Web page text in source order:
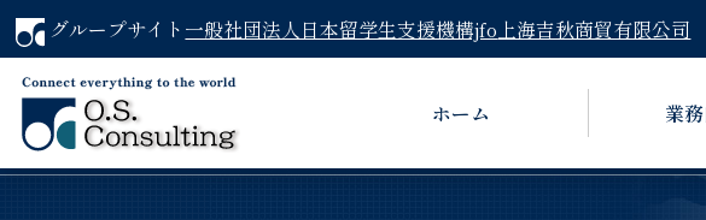
グループサイト 一般社団法人日本留学生支援機構jfo 上海吉秋商貿有限公司
ホーム 業